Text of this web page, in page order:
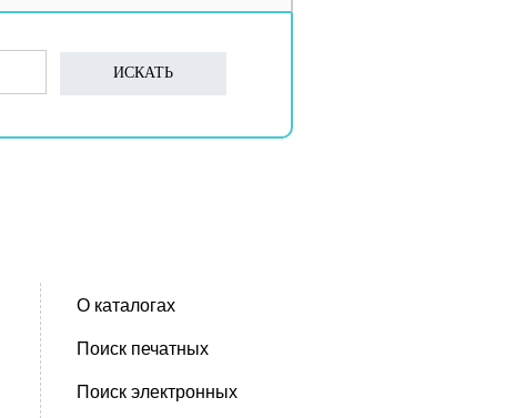
О каталогах
Поиск печатных
Поиск электронных